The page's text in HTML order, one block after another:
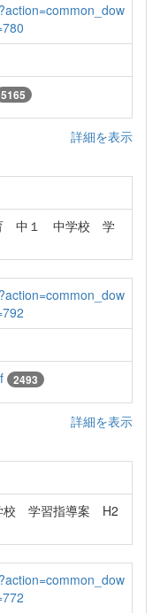
5165
詳細を表示
中１ 中学校 学
2493
詳細を表示
学習指導案 H2